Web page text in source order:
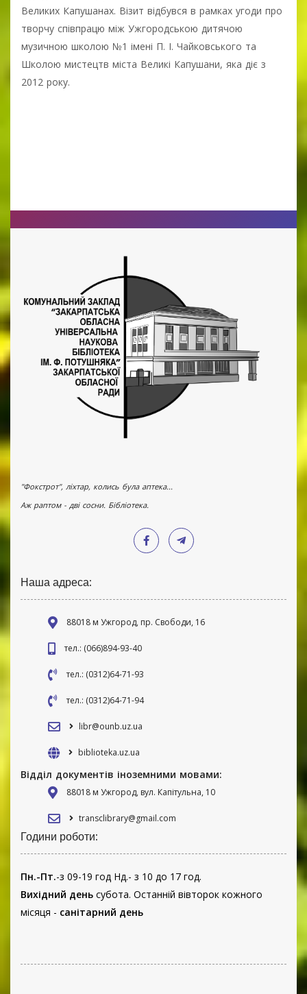
Великих Капушанах. Візит відбувся в рамках угоди про
творчу співпрацю між Ужгородською дитячою
музичною школою №1 імені П. І. Чайковського та
Школою мистецтв міста Великі Капушани, яка діє з
2012 року.
"Фокстрот", ліхтар, колись була аптека...
Аж раптом - дві сосни. Бібліотека.
Наша адреса:
88018 м Ужгород, пр. Свободи, 16
тел.: (066)894-93-40
тел.: (0312)64-71-93
тел.: (0312)64-71-94
libr@ounb.uz.ua
biblioteka.uz.ua
Відділ документів іноземними мовами:
88018 м Ужгород, вул. Капітульна, 10
transclibrary@gmail.com
Години роботи:
Пн.-Пт.-з 09-19 год Нд.- з 10 до 17 год.
Вихідний день субота. Останній вівторок кожного
місяця - санітарний день